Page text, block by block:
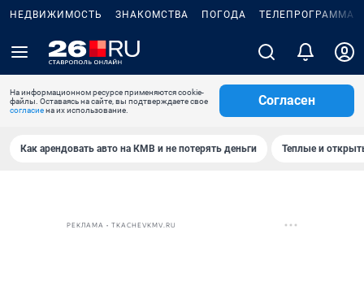
НЕДВИЖИМОСТЬ ЗНАКОМСТВА ПОГОДА ТЕЛЕПРОГРАММА
На информационном ресурсе применяются cookie-
файлы. Оставаясь на сайте, вы подтверждаете свое
согласиена их использование.
Согласен
Как арендовать авто на КМВ и не потерять деньги Теплые и
РЕКЛАМА • TKACHEVKMV.RU